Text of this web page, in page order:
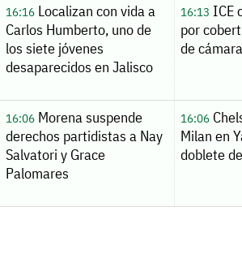
16:16Localizan con vida a
Carlos Humberto, uno de
los siete jóvenes
desaparecidos en Jalisco
16:13 ICE
por
de
16:06Morena suspende
derechos partidistas a Nay
Salvatori y Grace
Palomares
16:06
Milan en
doblete